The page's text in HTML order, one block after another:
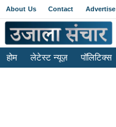
About Us Contact Advertise
होम लेटेस्ट न्यूज़ पॉलिटिक्स